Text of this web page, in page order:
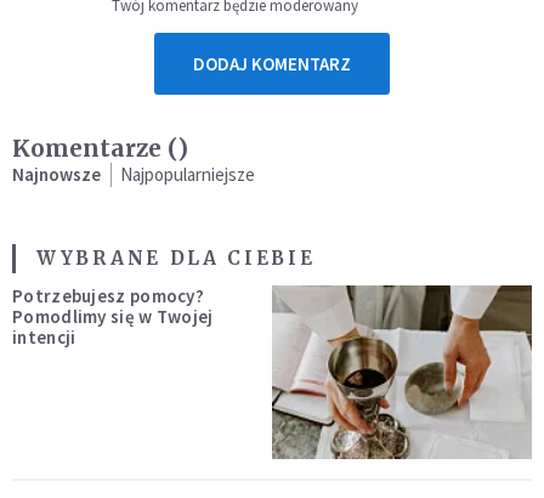
Twój komentarz będzie moderowany
DODAJ KOMENTARZ
Komentarze ()
Najnowsze Najpopularniejsze
WYBRANE DLA CIEBIE
Potrzebujesz pomocy?
Pomodlimy się w Twojej
intencji